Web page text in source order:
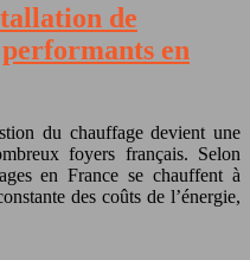
de
en
du chauffage devient une
foyers français. Selon
en France se chauffent à
des coûts de l’énergie,